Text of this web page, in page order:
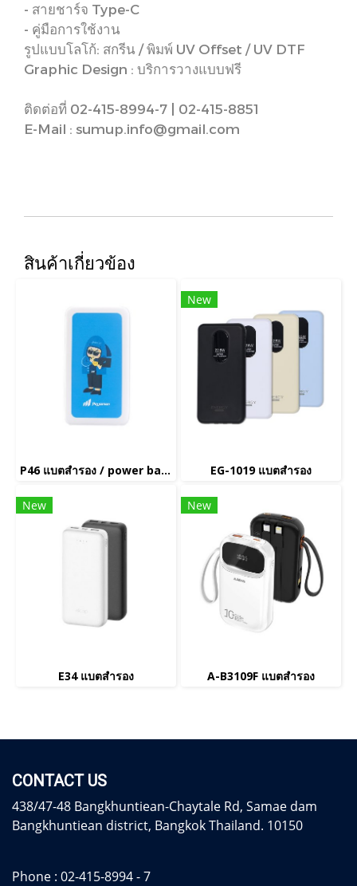
- สายชาร์จ Type-C
- คู่มือการใช้งาน
รูปแบบโลโก้: สกรีน / พิมพ์ UV Offset / UV DTF
Graphic Design : บริการวางแบบฟรี
ติดต่อที่ 02-415-8994-7 | 02-415-8851
E-Mail : sumup.info@gmail.com
สินค้าเกี่ยวข้อง
P46 แบตสำรอง / power bank
New
EG-1019 แบตสำรอง
New
E34 แบตสำรอง
New
A-B3109F แบตสำรอง
CONTACT US
438/47-48 Bangkhuntiean-Chaytale Rd, Samae dam
Bangkhuntiean district, Bangkok Thailand. 10150
Phone : 02-415-8994 - 7